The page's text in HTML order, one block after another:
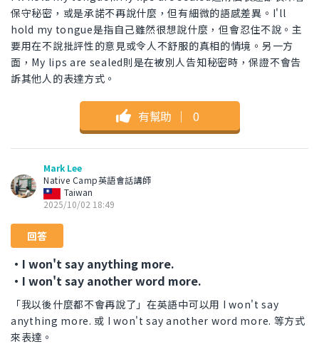
保守秘密，或是承諾不再說什麼，但有細微的語感差異。I'll
hold my tongue是指自己雖然很想說什麼，但會忍住不說。主
要用在不說批評性的意見或令人不舒服的真相的情境。另一方
面，My lips are sealed則是在被別人告知秘密時，保證不會告
訴其他人的表達方式。
有幫助 ｜ 0
Mark Lee
Native Camp英語會話講師
Taiwan
2025/10/02 18:49
回答
・I won't say anything more.
・I won't say another word more.
「我以後什麼都不會再說了」在英語中可以用 I won't say
anything more. 或 I won't say another word more. 等方式
來表達。